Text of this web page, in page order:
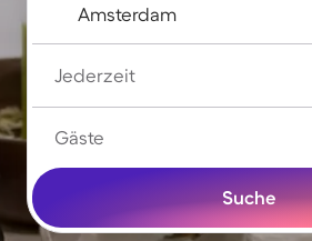
Jederzeit
Gäste
Suche